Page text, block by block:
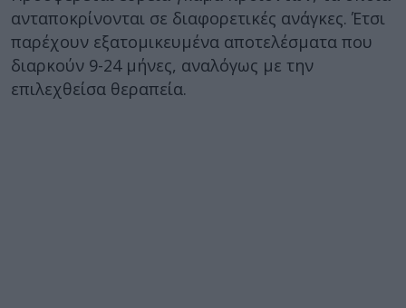
ανταποκρίνονται σε διαφορετικές ανάγκες. Έτσι
παρέχουν εξατομικευμένα αποτελέσματα που
διαρκούν 9-24 μήνες, αναλόγως με την
επιλεχθείσα θεραπεία.